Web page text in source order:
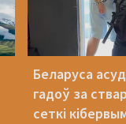
Беларуса
гадоў за
сеткі